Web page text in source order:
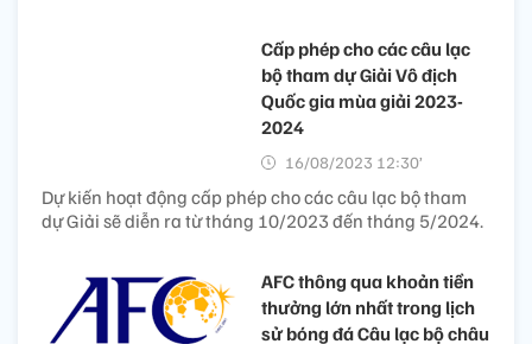
Cấp phép cho các câu lạc
bộ tham dự Giải Vô địch
Quốc gia mùa giải 2023-
2024
16/08/2023 12:30’
Dự kiến hoạt động cấp phép cho các câu lạc bộ tham
dự Giải sẽ diễn ra từ tháng 10/2023 đến tháng 5/2024.
AFC thông qua khoản tiền
thưởng lớn nhất trong lịch
sử bóng đá Câu lạc bộ châu